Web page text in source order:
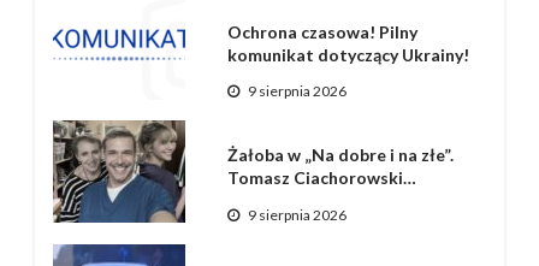
Ochrona czasowa! Pilny
komunikat dotyczący Ukrainy!
9 sierpnia 2026
Żałoba w „Na dobre i na złe”.
Tomasz Ciachorowski…
9 sierpnia 2026